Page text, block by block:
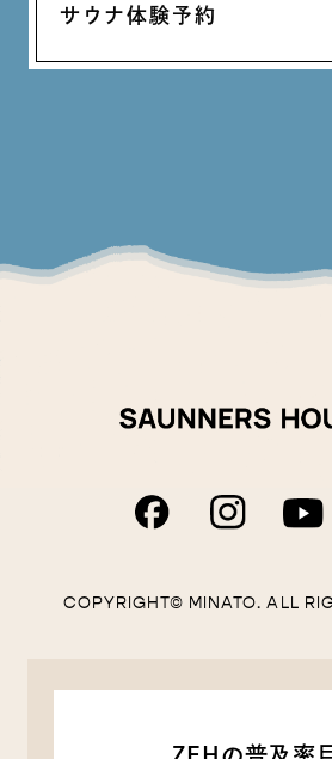
サウナ体験予約
COPYRIGHT© MINATO. ALL